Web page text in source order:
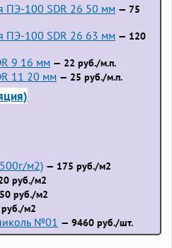
ПЭ-100 SDR 26 50 мм — 75
ПЭ-100 SDR 26 63 мм — 120
9 16 мм — 22 руб./м.п.
11 20 мм — 25 руб./м.п.
м2) — 175 руб./м2
руб./м2
руб./м2
м2
№01 — 9460 руб./шт.